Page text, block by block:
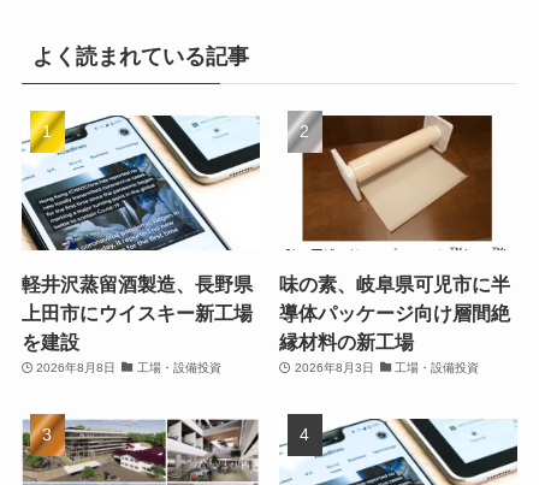
よく読まれている記事
軽井沢蒸留酒製造、長野県
上田市にウイスキー新工場
を建設
2026年8月8日 工場・設備投資
味の素、岐阜県可児市に半
導体パッケージ向け層間絶
縁材料の新工場
2026年8月3日 工場・設備投資